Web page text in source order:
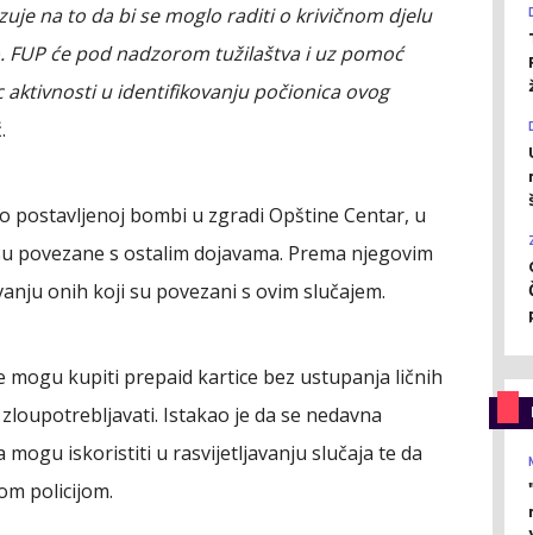
na to da bi se moglo raditi o krivičnom djelu
će pod nadzorom tužilaštva i uz pomoć
u identifikovanju počionica ovog
postavljenoj bombi u zgradi Opštine Centar, u
povezane s ostalim dojavama. Prema njegovim
onih koji su povezani s ovim slučajem.
mogu kupiti prepaid kartice bez ustupanja ličnih
Istakao je da se nedavna
mogu iskoristiti u rasvijetljavanju slučaja te da
policijom.